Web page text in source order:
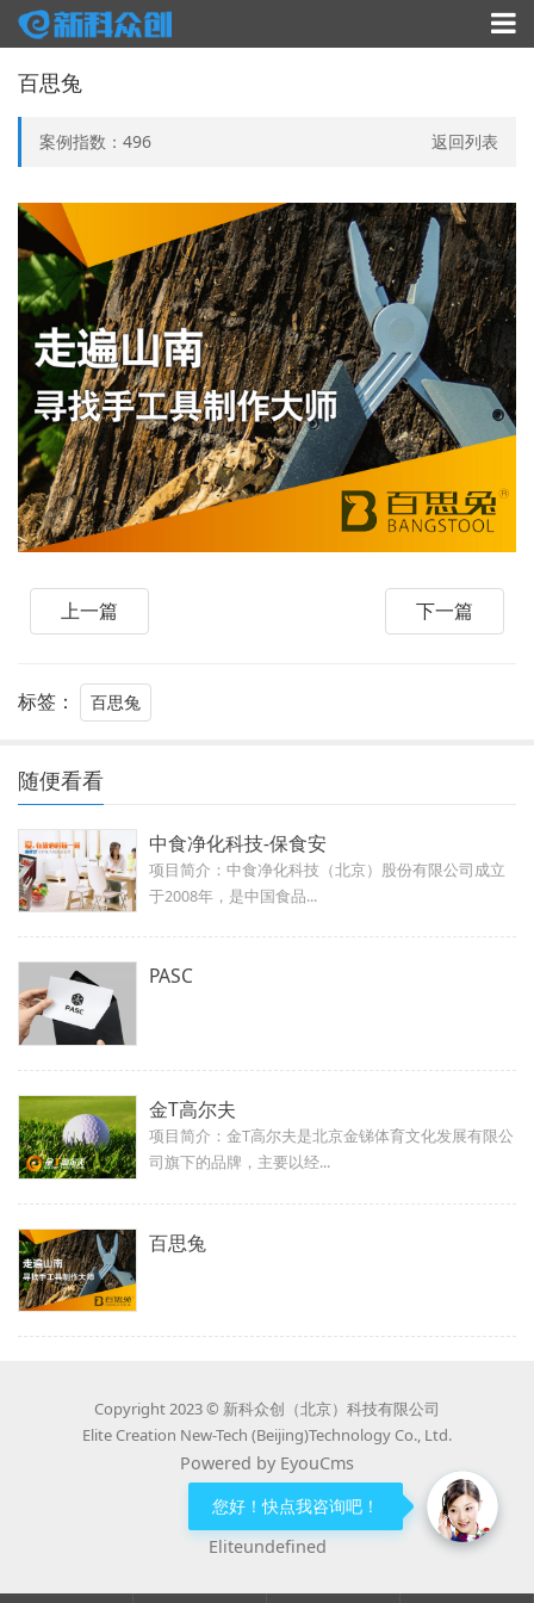
百思兔
案例指数： 496 返回列表
上一篇 下一篇
标签： 百思兔
随便看看
中食净化科技-保食安
项目简介：中食净化科技（北京）股份有限公司成立
于2008年，是中国食品...
PASC
金T高尔夫
项目简介：金T高尔夫是北京金锑体育文化发展有限公
司旗下的品牌，主要以经...
百思兔
Copyright 2023 © 新科众创（北京）科技有限公司
Elite Creation New-Tech (Beijing)Technology Co., Ltd.
Powered by EyouCms
Eliteundefined
您好！快点我咨询吧！